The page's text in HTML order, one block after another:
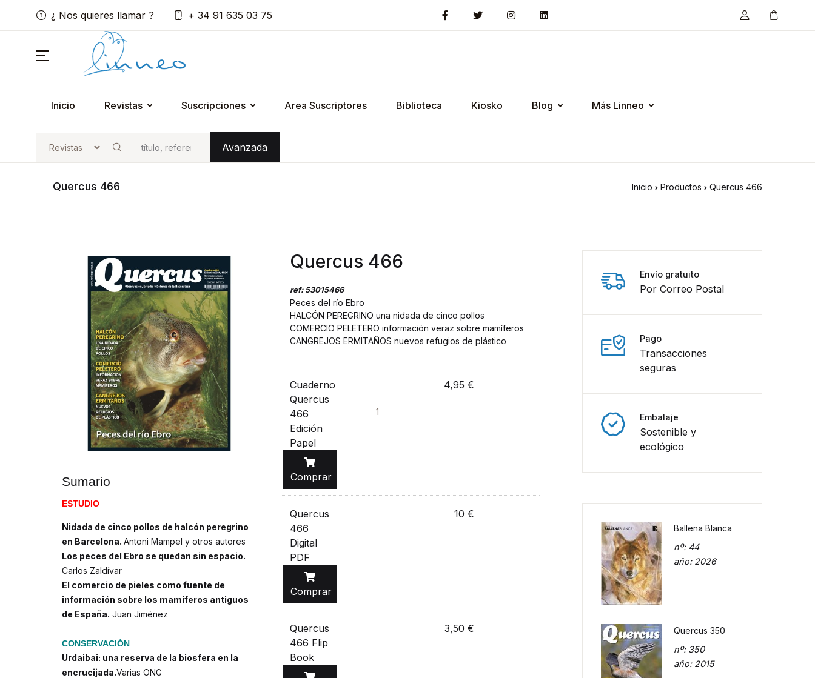
¿ Nos quieres llamar ? + 34 91 635 03 75
Inicio Revistas Suscripciones Area Suscriptores Biblioteca Kiosko Blog Más Linneo
Buscar
Avanzada
Quercus 466 Inicio Productos Quercus 466
Sumario
ESTUDIO
Nidada de cinco pollos de halcón peregrino
en Barcelona. Antoni Mampel y otros autores
Los peces del Ebro se quedan sin espacio.
Carlos Zaldívar
El comercio de pieles como fuente de
información sobre los mamíferos antiguos
de España. Juan Jiménez
CONSERVACIÓN
Urdaibai: una reserva de la biosfera en la
encrucijada.Varias ONG
Quercus 466
ref: 53015466
Peces del río Ebro
HALCÓN PEREGRINO una nidada de cinco pollos
COMERCIO PELETERO información veraz sobre mamíferos
CANGREJOS ERMITAÑOS nuevos refugios de plástico
Cuaderno
Quercus
466
Edición
Papel
Unidades
4,95 €
Comprar
Quercus
466
Digital
PDF
10 €
Comprar
Quercus
466 Flip
Book
3,50 €
Envío gratuito
Por Correo Postal
Pago
Transacciones
seguras
Embalaje
Sostenible y
ecológico
Ballena Blanca
nº: 44
año: 2026
Quercus 350
nº: 350
año: 2015